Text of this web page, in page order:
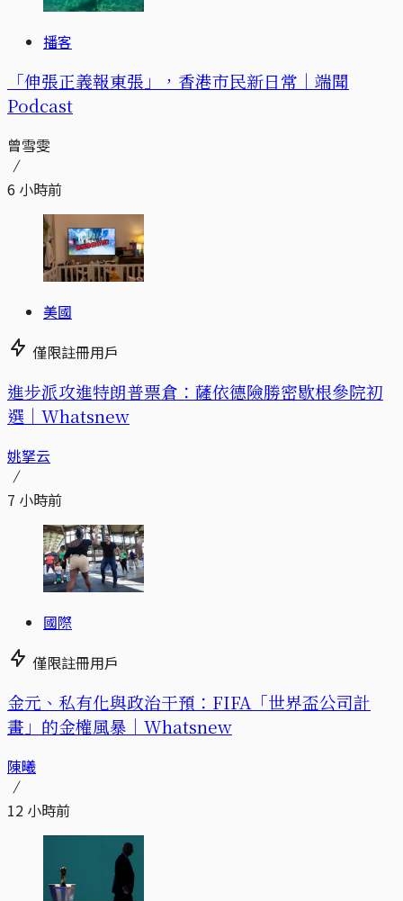
播客
「伸張正義報東張」，香港市民新日常｜端聞
Podcast
曾雪雯
6 小時前
美國
僅限註冊用戶
進步派攻進特朗普票倉：薩依德險勝密歇根參院初
選｜Whatsnew
姚拏云
7 小時前
國際
僅限註冊用戶
金元、私有化與政治干預：FIFA「世界盃公司計
畫」的金權風暴｜Whatsnew
陳曦
12 小時前